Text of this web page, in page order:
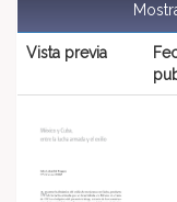
Vista previa